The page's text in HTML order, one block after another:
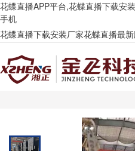
花蝶直播APP平台,花蝶直播下载安
手机
花蝶直播下载安装厂家花蝶直播最新